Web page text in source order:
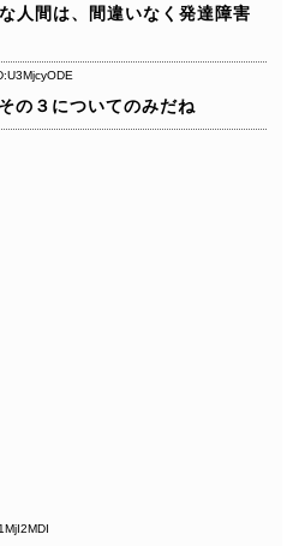
人間は、間違いなく発達障害
の３についてのみだね